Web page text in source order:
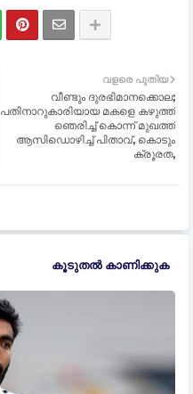
വളരെ പുതിയ
വീണ്ടും ദുരഭിമാനക്കൊല;
പതിനാറുകാരിയായ മകളെ കഴുത്ത്
ഞെരിച്ച് കൊന്ന് മുഖത്ത്
ആസിഡൊഴിച്ച് പിതാവ്, കൊടും
ക്രൂരത,
കൂടുതൽ‍ കാണിക്കുക